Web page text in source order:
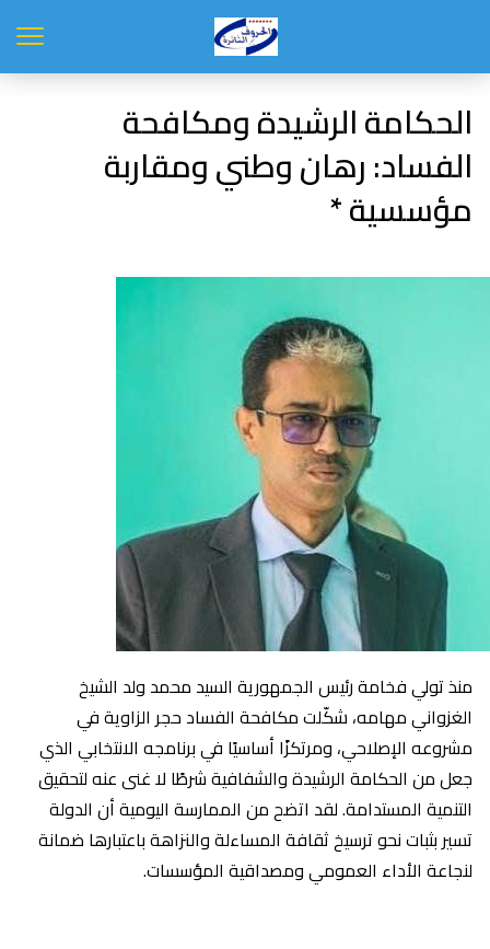
الحكامة الرشيدة ومكافحة
الفساد: رهان وطني ومقاربة
مؤسسية *
منذ تولي فخامة رئيس الجمهورية السيد محمد ولد الشيخ
الغزواني مهامه، شكّلت مكافحة الفساد حجر الزاوية في
مشروعه الإصلاحي، ومرتكزًا أساسيًا في برنامجه الانتخابي الذي
جعل من الحكامة الرشيدة والشفافية شرطًا لا غنى عنه لتحقيق
التنمية المستدامة. لقد اتضح من الممارسة اليومية أن الدولة
تسير بثبات نحو ترسيخ ثقافة المساءلة والنزاهة باعتبارها ضمانة
لنجاعة الأداء العمومي ومصداقية المؤسسات.